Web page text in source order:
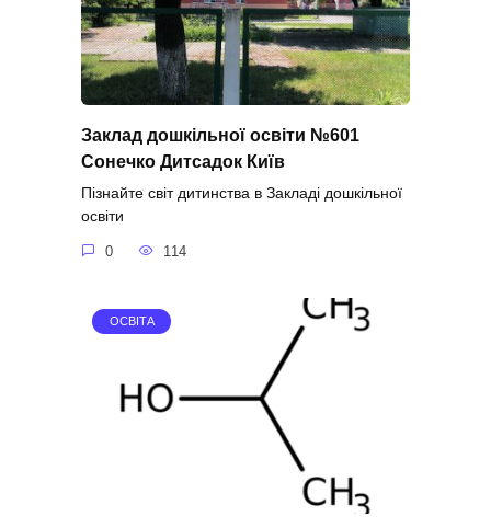
Заклад дошкільної освіти №601
Сонечко Дитсадок Київ
Пізнайте світ дитинства в Закладі дошкільної
освіти
0 114
ОСВІТА